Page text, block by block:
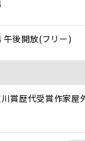
午後開放(フリー)
賞歴代受賞作家屋